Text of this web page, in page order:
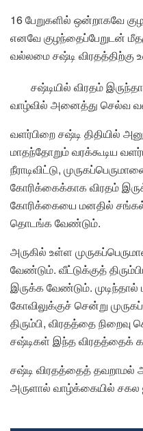
16 பேறுகளில் ஒன்றாகவே
எனவே குழந்தைப்பேறுடன்
வல்லமை சஷ்டி விரதத்திற்கு
சஷ்டியில் விரதம்
வாழ்வில் அனைத்து செல்வ
வளர்பிறை சஷ்டி திதியில்
மாதந்தோறும் வரக்கூடிய
நீராடிவிட்டு,
கோரிக்கைக்காக விரதம்
கோரிக்கையை மனதில்
தொடங்க வேண்டும்.
அருகில் உள்ள
வேண்டும். வீட்டுக்குத்
இருக்க வேண்டும். முடிந்தால்
கோவிலுக்குச் சென்று
திரும்பி, விரதத்தை
சஷ்டிகள் இந்த விரதத்தைக்
சஷ்டி விரதத்தைத் தவறாமல்
அருளால் வாழ்க்கையில்